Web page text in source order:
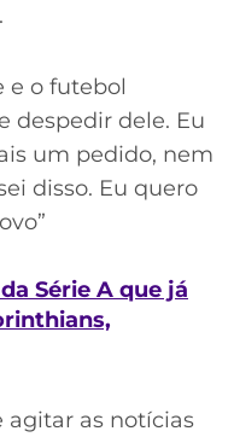
e o futebol
despedir dele. Eu
um pedido, nem
disso. Eu quero
Série A que já
agitar as notícias